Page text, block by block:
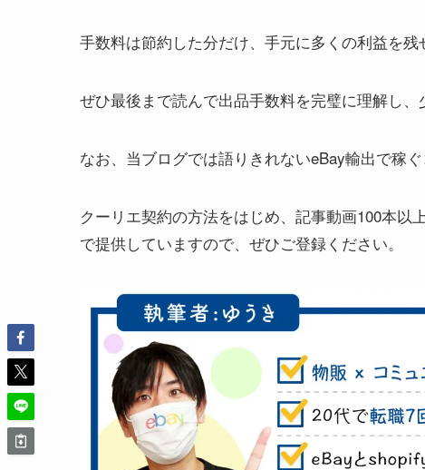
手数料は節約した分だけ、手元に多くの利益を残
ぜひ最後まで読んで出品手数料を完璧に理解し、
なお、当ブログでは語りきれないeBay輸出で稼
クーリエ契約の方法をはじめ、記事動画100本以
で提供していますので、ぜひご登録ください。